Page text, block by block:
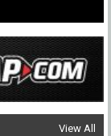
View All